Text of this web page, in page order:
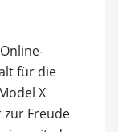
für die
X
zur Freude